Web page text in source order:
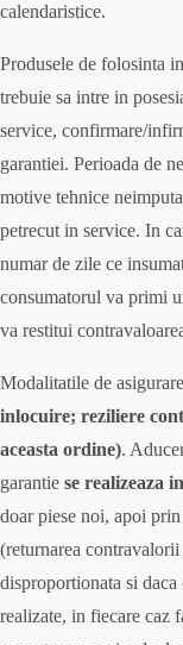
calendaristice.
Produsele de folosinta
trebuie sa intre in
service, confirmare/
garantiei. Perioada de
motive tehnice
petrecut in service. In
numar de zile ce
consumatorul va primi
va restitui
Modalitatile de
inlocuire; reziliere
aceasta ordine).
garantie se realizeaza
doar piese noi, apoi
(returnarea
disproportionata si
realizate, in fiecare caz